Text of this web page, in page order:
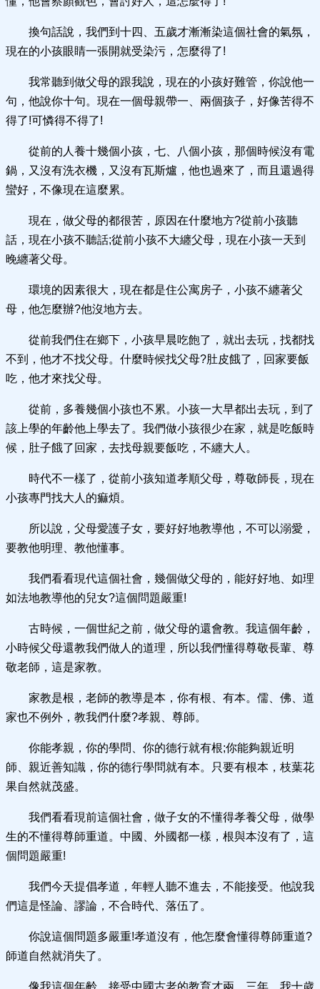
換句話說，我們到十四、五歲才漸漸染這個社會的氣氛，
現在的小孩眼睛一張開就受染污，怎麼得了!
我常聽到做父母的跟我說，現在的小孩好難管，你說他一
句，他說你十句。現在一個母親帶一、兩個孩子，好像苦得不
得了!可憐得不得了!
從前的人養十幾個小孩，七、八個小孩，那個時候沒有電
鍋，又沒有洗衣機，又沒有瓦斯爐，他也過來了，而且還過得
蠻好，不像現在這麼累。
現在，做父母的都很苦，原因在什麼地方?從前小孩聽
話，現在小孩不聽話;從前小孩不大纏父母，現在小孩一天到
晚纏著父母。
環境的因素很大，現在都是住公寓房子，小孩不纏著父
母，他怎麼辦?他沒地方去。
從前我們住在鄉下，小孩早晨吃飽了，就出去玩，找都找
不到，他才不找父母。什麼時候找父母?肚皮餓了，回家要飯
吃，他才來找父母。
從前，多養幾個小孩也不累。小孩一大早都出去玩，到了
該上學的年齡他上學去了。我們做小孩很少在家，就是吃飯時
候，肚子餓了回家，去找母親要飯吃，不纏大人。
時代不一樣了，從前小孩知道孝順父母，尊敬師長，現在
小孩專門找大人的痲煩。
所以說，父母愛護子女，要好好地教導他，不可以溺愛，
要教他明理、教他懂事。
我們看看現代這個社會，幾個做父母的，能好好地、如理
如法地教導他的兒女?這個問題嚴重!
古時候，一個世紀之前，做父母的還會教。我這個年齡，
小時候父母還教我們做人的道理，所以我們懂得尊敬長輩、尊
敬老師，這是家教。
家教是根，老師的教導是本，你有根、有本。儒、佛、道
家也不例外，教我們什麼?孝親、尊師。
你能孝親，你的學問、你的德行就有根;你能夠親近明
師、親近善知識，你的德行學問就有本。只要有根本，枝葉花
果自然就茂盛。
我們看看現前這個社會，做子女的不懂得孝養父母，做學
生的不懂得尊師重道。中國、外國都一樣，根與本沒有了，這
個問題嚴重!
我們今天提倡孝道，年輕人聽不進去，不能接受。他說我
們這是怪論、謬論，不合時代、落伍了。
你說這個問題多嚴重!孝道沒有，他怎麼會懂得尊師重道?
師道自然就消失了。